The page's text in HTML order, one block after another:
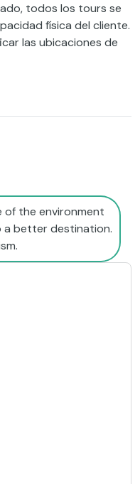
todos los tours se
física del cliente.
las ubicaciones de
of the environment
better destination.